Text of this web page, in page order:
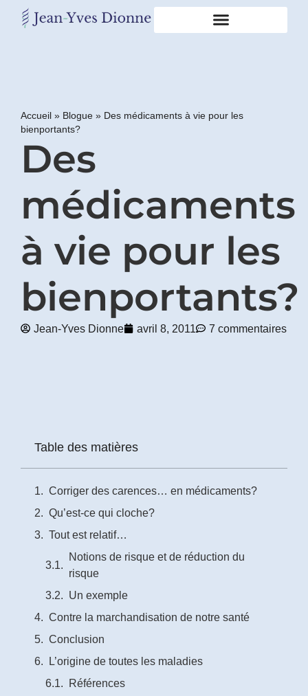
Accueil » Blogue » Des médicaments à vie pour les
bienportants?
Des
médicaments
à vie pour les
bienportants?
Jean-Yves Dionne avril 8, 2011 7 commentaires
Table des matières
Corriger des carences… en médicaments?
Qu’est-ce qui cloche?
Tout est relatif…
Notions de risque et de réduction du
risque
Un exemple
Contre la marchandisation de notre santé
Conclusion
L’origine de toutes les maladies
Références
Obtenez
mon
pdf
GRAS,
MAUVAIS
en
vous
incrivant
à
mon
infolettre.
pourrez
désabonner
tout
temps
m'abonne